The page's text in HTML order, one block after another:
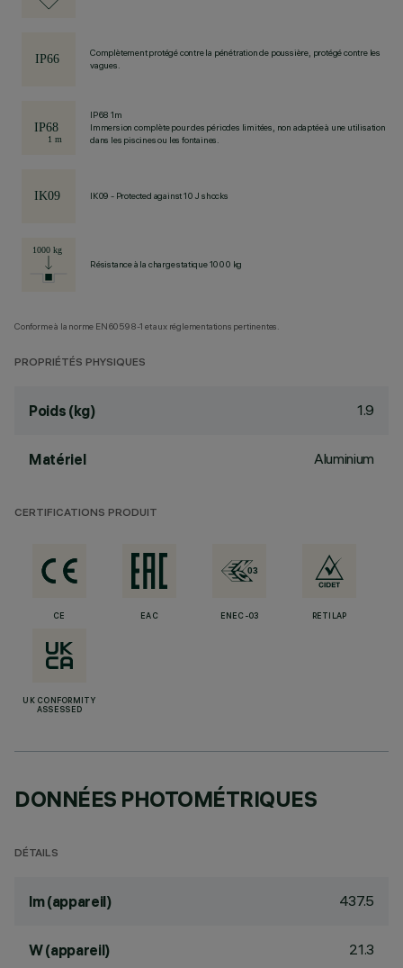
Complètement protégé contre la pénétration de poussière, protégé contre les
vagues.
IP68 1m
Immersion complète pour des périodes limitées, non adaptée à une utilisation
dans les piscines ou les fontaines.
IK09 - Protected against 10 J shocks
Résistance à la charge statique 1000 kg
Conforme à la norme EN60598-1 et aux réglementations pertinentes.
PROPRIÉTÉS PHYSIQUES
Poids (kg) 1.9
Matériel Aluminium
CERTIFICATIONS PRODUIT
CE EAC ENEC-03 RETILAP
UK CONFORMITY
ASSESSED
DONNÉES PHOTOMÉTRIQUES
DÉTAILS
lm (appareil) 437.5
W (appareil) 21.3